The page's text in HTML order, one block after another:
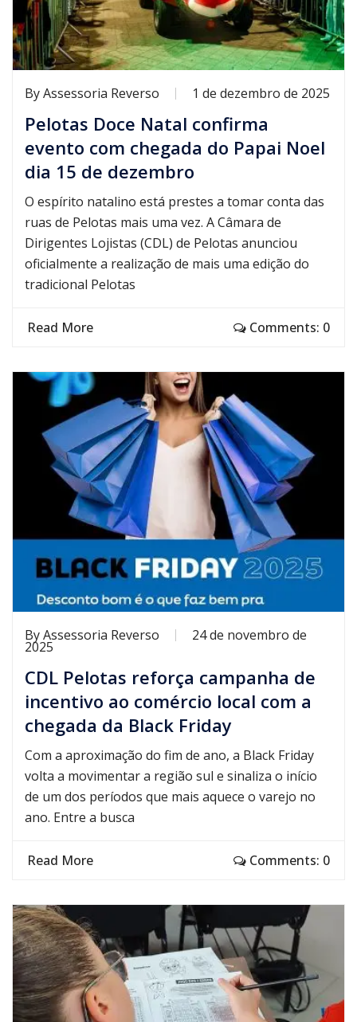
ByAssessoria Reverso 1 de dezembro de 2025
Pelotas Doce Natal confirma
evento com chegada do Papai Noel
dia 15 de dezembro
O espírito natalino está prestes a tomar conta das
ruas de Pelotas mais uma vez. A Câmara de
Dirigentes Lojistas (CDL) de Pelotas anunciou
oficialmente a realização de mais uma edição do
tradicional Pelotas
Read More Comments: 0
ByAssessoria Reverso 24 de novembro de
2025
CDL Pelotas reforça campanha de
incentivo ao comércio local com a
chegada da Black Friday
Com a aproximação do fim de ano, a Black Friday
volta a movimentar a região sul e sinaliza o início
de um dos períodos que mais aquece o varejo no
ano. Entre a busca
Read More Comments: 0